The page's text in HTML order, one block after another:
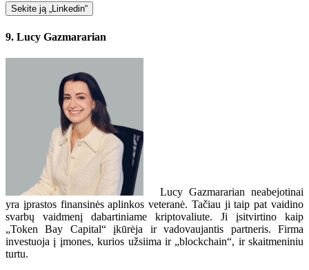
Sekite ją „Linkedin“
9. Lucy Gazmararian
Lucy Gazmararian neabejotinai
yra įprastos finansinės aplinkos veteranė. Tačiau ji taip pat vaidino
svarbų vaidmenį dabartiniame kriptovaliute. Ji įsitvirtino kaip
„Token Bay Capital“ įkūrėja ir vadovaujantis partneris. Firma
investuoja į įmones, kurios užsiima ir „blockchain“, ir skaitmeniniu
turtu.